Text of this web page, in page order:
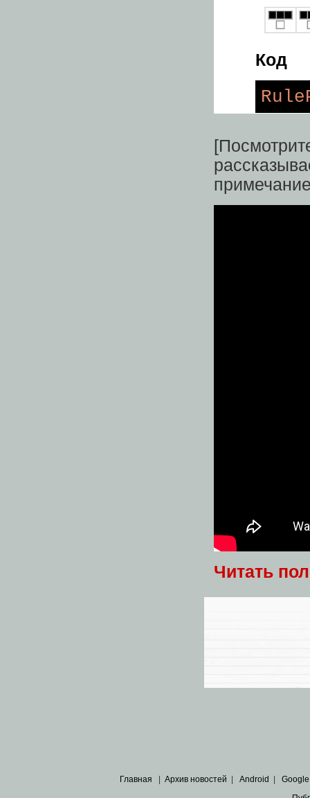
Код
Читать
Главная Архив новостей Android Google